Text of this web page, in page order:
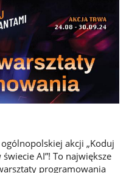
akcji „Koduj
AI”! To największe
programowania